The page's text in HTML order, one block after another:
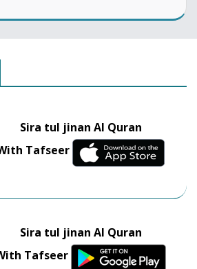
Sira tul jinan Al Quran
Tafseer
Sira tul jinan Al Quran
Tafseer